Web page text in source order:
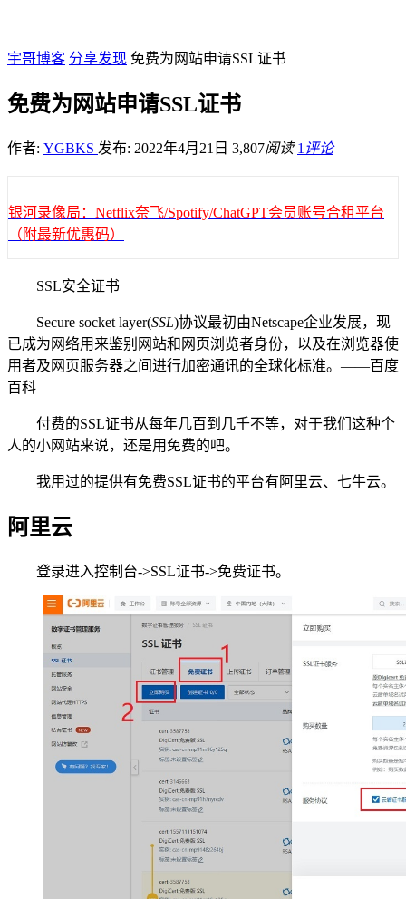
宇哥博客 分享发现 免费为网站申请SSL证书
免费为网站申请SSL证书
作者: YGBKS 发布: 2022年4月21日 3,807阅读 1 评论
银河录像局：Netflix奈飞/Spotify/ChatGPT会员账号合租平台
（附最新优惠码）
SSL安全证书
Secure socket layer(SSL)协议最初由Netscape企业发展，现
已成为网络用来鉴别网站和网页浏览者身份，以及在浏览器使
用者及网页服务器之间进行加密通讯的全球化标准。——百度
百科
付费的SSL证书从每年几百到几千不等，对于我们这种个
人的小网站来说，还是用免费的吧。
我用过的提供有免费SSL证书的平台有阿里云、七牛云。
阿里云
登录进入控制台->SSL证书->免费证书。